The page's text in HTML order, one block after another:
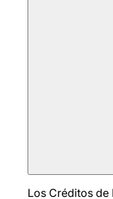
Los Créditos de